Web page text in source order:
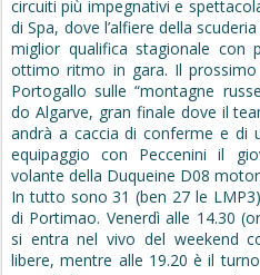
circuiti più impegnativi e
di Spa, dove l’alfiere della
miglior qualifica stagionale con
ottimo ritmo in gara. Il
Portogallo sulle “montagne
do Algarve, gran finale dove il
andrà a caccia di conferme e di
equipaggio con Peccenini il
volante della Duqueine D08
In tutto sono 31 (ben 27 le
di Portimao. Venerdì alle 14.30
si entra nel vivo del weekend
libere, mentre alle 19.20 è il